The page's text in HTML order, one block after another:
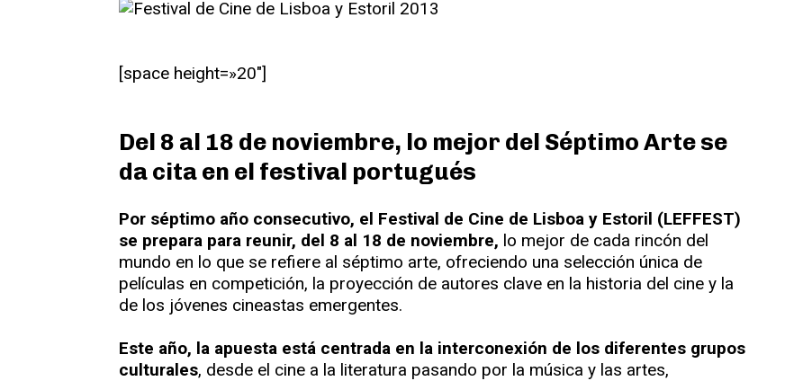
[space height=»20″]
Del 8 al 18 de noviembre, lo mejor del Séptimo Arte se
da cita en el festival portugués
Por séptimo año consecutivo, el Festival de Cine de Lisboa y Estoril (LEFFEST)
se prepara para reunir, del 8 al 18 de noviembre, lo mejor de cada rincón del
mundo en lo que se refiere al séptimo arte, ofreciendo una selección única de
películas en competición, la proyección de autores clave en la historia del cine y la
de los jóvenes cineastas emergentes.
Este año, la apuesta está centrada en la interconexión de los diferentes grupos
culturales, desde el cine a la literatura pasando por la música y las artes,